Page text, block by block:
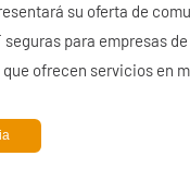
su oferta de
seguras para empresas
ofrecen servicios en